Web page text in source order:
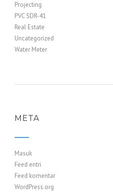
Projecting
PVC SDR-41
Real Estate
Uncategorized
Water Meter
META
Masuk
Feed entri
Feed komentar
WordPress.org